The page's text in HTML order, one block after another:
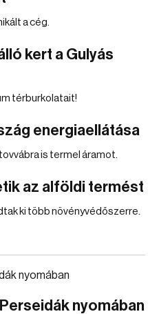
a cég.
kert a Gulyás
térburkolatait!
energiaellátása
is termel áramot.
az alföldi termést
ki több növényvédőszerre.
nyomában